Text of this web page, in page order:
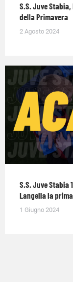
S.S. Juve
della Primavera
2 Agosto 2024
S.S. Juve Stabia
Langella la
1 Giugno 2024